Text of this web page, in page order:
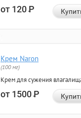
от 120Р
Крем Naron
(100 мг)
Крем для сужения
от 1500Р